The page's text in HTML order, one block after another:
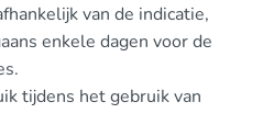
van de indicatie,
enkele dagen voor de
tijdens het gebruik van